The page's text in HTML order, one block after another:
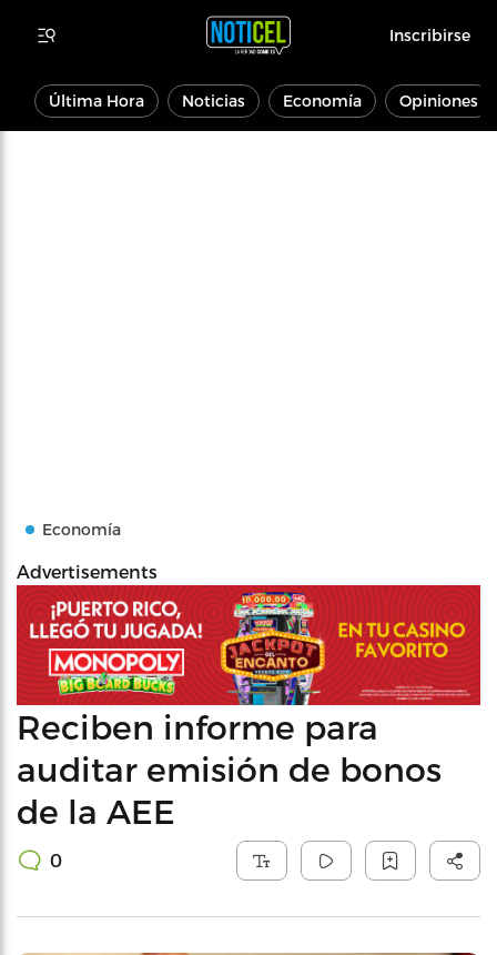
Inscribirse
Última Hora Noticias Economía Opiniones
Economía
Advertisements
Reciben informe para
auditar emisión de bonos
de la AEE
0